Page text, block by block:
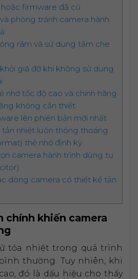
hoặc firmware đã cũ
phòng tránh camera hành
râm và sử dụng tấm che
giá đỡ khi không sử dụng
nhớ tốc độ cao và chính hãng
không cần thiết
lên phiên bản mới nhất
nhiệt luôn thông thoáng
thẻ nhớ định kỳ
camera hành trình dùng tụ
dòng camera có thiết kế tản
chính khiến camera
tỏa nhiệt trong quá trình
thường. Tuy nhiên, khi
đó là dấu hiệu cho thấy